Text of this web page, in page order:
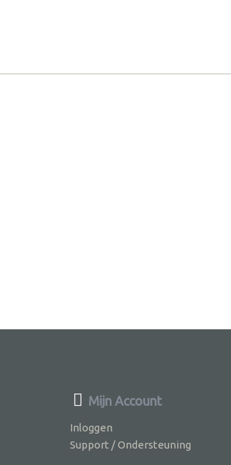
Mijn Account
Inloggen
Support / Ondersteuning